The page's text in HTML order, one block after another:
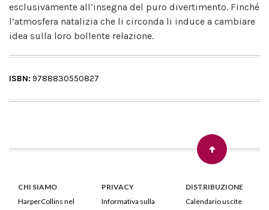
esclusivamente all’insegna del puro divertimento. Finché
l’atmosfera natalizia che li circonda li induce a cambiare
idea sulla loro bollente relazione.
ISBN: 9788830550827
CHI SIAMO
HarperCollins nel
PRIVACY
Informativa sulla
DISTRIBUZIONE
Calendario uscite